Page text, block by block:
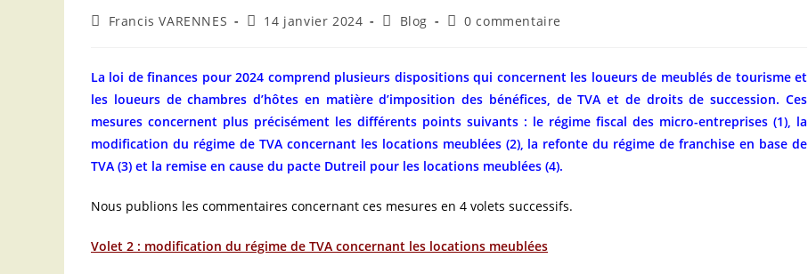
Auteur/autrice
publication :
Francis VARENNES
Publication
14 janvier 2024
PostBlog
Commentaires
publication :
0 commentaire
La loi de finances pour 2024 comprend plusieurs dispositions qui concernent les loueurs de meublés de tourisme et
les loueurs de chambres d’hôtes en matière d’imposition des bénéfices, de TVA et de droits de succession. Ces
mesures concernent plus précisément les différents points suivants : le régime fiscal des micro-entreprises (1), la
modification du régime de TVA concernant les locations meublées (2), la refonte du régime de franchise en base de
TVA (3) et la remise en cause du pacte Dutreil pour les locations meublées (4).
Nous publions les commentaires concernant ces mesures en 4 volets successifs.
Volet 2 : modification du régime de TVA concernant les locations meublées